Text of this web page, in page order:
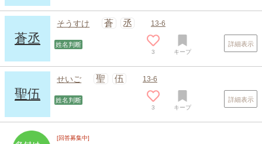
蒼丞
そうすけ 蒼 丞 13-6
姓名判断
3 キープ
詳細表示
聖伍
せいご 聖 伍 13-6
姓名判断
3 キープ
詳細表示
[回答募集中]